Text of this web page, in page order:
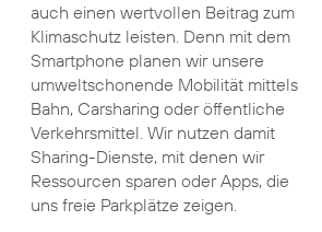
auch einen wertvollen Beitrag zum
Klimaschutz leisten. Denn mit dem
Smartphone planen wir unsere
umweltschonende Mobilität mittels
Bahn, Carsharing oder öffentliche
Verkehrsmittel. Wir nutzen damit
Sharing-Dienste, mit denen wir
Ressourcen sparen oder Apps, die
uns freie Parkplätze zeigen.